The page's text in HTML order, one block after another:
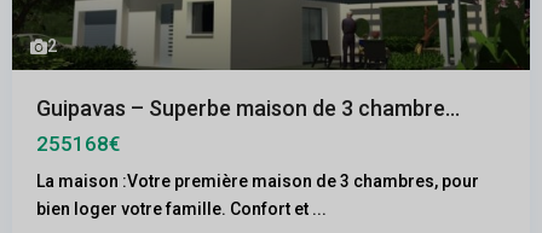
2
Guipavas – Superbe maison de 3 chambre...
255168€
La maison :Votre première maison de 3 chambres, pour
bien loger votre famille. Confort et ...